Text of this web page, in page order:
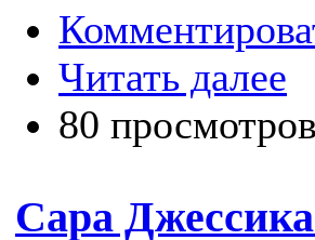
Читать далее
80 просмотров
Сара